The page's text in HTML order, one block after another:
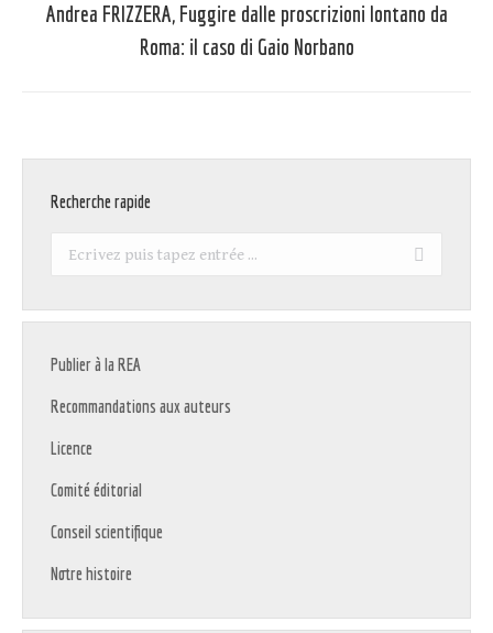
Article
suivant
Andrea FRIZZERA, Fuggire dalle proscrizioni lontano da
Roma: il caso di Gaio Norbano
Recherche rapide
Recherche
Publier à la REA
Recommandations aux auteurs
Licence
Comité éditorial
Conseil scientifique
Notre histoire